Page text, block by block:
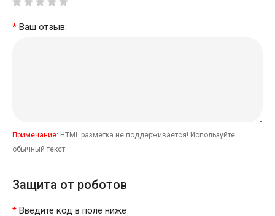
Ваш отзыв:
Примечание: HTML разметка не поддерживается! Используйте
обычный текст.
Защита от роботов
Введите код в поле ниже